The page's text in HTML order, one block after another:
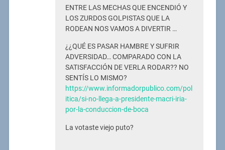
ENTRE LAS MECHAS QUE ENCENDIÓ Y
LOS ZURDOS GOLPISTAS QUE LA
RODEAN NOS VAMOS A DIVERTIR …
¿¿QUÉ ES PASAR HAMBRE Y SUFRIR
ADVERSIDAD… COMPARADO CON LA
SATISFACCIÓN DE VERLA RODAR?? NO
SENTÍS LO MISMO?
https://www.informadorpublico.com/pol
itica/si-no-llega-a-presidente-macri-iria-
por-la-conduccion-de-boca
La votaste viejo puto?